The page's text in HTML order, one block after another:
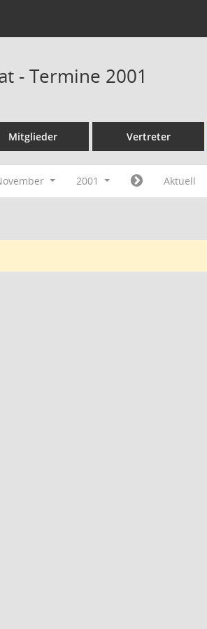
- Termine 2001
Mitglieder Vertreter
2001 Aktuell